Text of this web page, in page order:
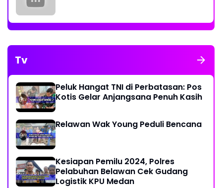
Tv
Peluk Hangat TNI di Perbatasan: Pos
Kotis Gelar Anjangsana Penuh Kasih
Relawan Wak Young Peduli Bencana
Kesiapan Pemilu 2024, Polres
Pelabuhan Belawan Cek Gudang
Logistik KPU Medan